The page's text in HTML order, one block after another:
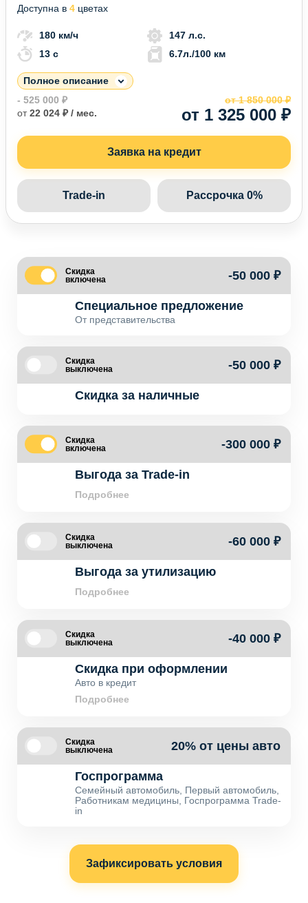
Доступна в 4 цветах
180 км/ч
147 л.с.
13 c
6.7л./100 км
Полное описание
- 525 000 ₽
от22 024 ₽ / мес. от 1 325 000 ₽
от 1 850 000 ₽
Заявка на кредит
Trade-in Рассрочка 0%
Скидка
включена
-50 000 ₽
Специальное предложение
От представительства
Скидка
выключена
-50 000 ₽
Скидка за наличные
Скидка
включена
-300 000 ₽
Выгода за Trade-in
Подробнее
Скидка
выключена
-60 000 ₽
Выгода за утилизацию
Подробнее
Скидка
выключена
-40 000 ₽
Скидка при оформлении
Авто в кредит
Подробнее
Скидка
выключена
20% от цены авто
Госпрограмма
Семейный автомобиль, Первый автомобиль,
Работникам медицины, Госпрограмма Trade-
in
Зафиксировать условия